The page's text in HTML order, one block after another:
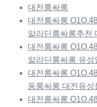
대전룸싸롱
대전룸싸롱
알라딘룸싸롱추천
대전룸싸롱
알라딘룸싸롱 유성
대전룸싸롱
동룸싸롱 대전유성
대전룸싸롱